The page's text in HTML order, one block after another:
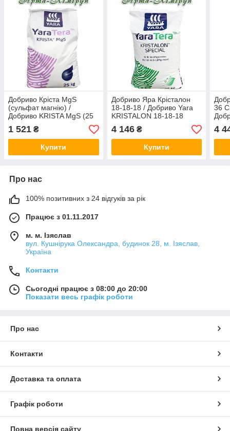
Добриво Кріста MgS
(сульфат магнію) /
Добриво KRISTA MgS (25
1 521 ₴
Купити
Добриво Яра Крісталон
18-18-18 / Добриво Yara
KRISTALON 18-18-18
4 146₴
Купити
36
4
Про нас
100% позитивних з 24 відгуків за рік
Працює з 01.11.2017
м. м. Ізяслав
вул. Кушнірука Олександра, будинок 28, м. Ізяслав,
Україна
Контакти
Сьогодні працює з 08:00 до 20:00
Показати весь графік роботи
Про нас
Контакти
Доставка та оплата
Графік роботи
Повна версія сайту